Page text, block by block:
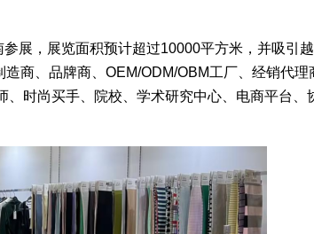
展，展览面积预计超过10000平方米，并吸引
商、品牌商、OEM/ODM/OBM工厂、经销代理
时尚买手、院校、学术研究中心、电商平台、